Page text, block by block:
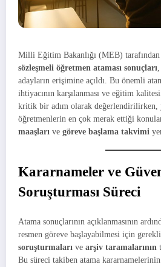
Milli Eğitim Bakanlığı (MEB)
sözleşmeli öğretmen ataması sonuçları
adayların erişimine açıldı. Bu önemli
ihtiyacının karşılanması ve eğitim
kritik bir adım olarak değerlendirilirken,
öğretmenlerin en çok merak ettiği
maaşları ve göreve başlama takvimi
Kararnameler ve
Soruşturması Süreci
Atama sonuçlarının açıklanmasının
resmen göreve başlayabilmesi için
soruşturmaları ve arşiv taramalarının
Bu süreci takiben atama